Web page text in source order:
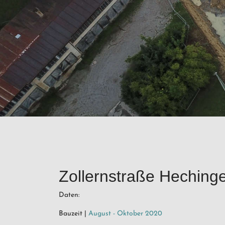
Zollernstraße
Daten:
Bauzeit | August - Oktober 2020